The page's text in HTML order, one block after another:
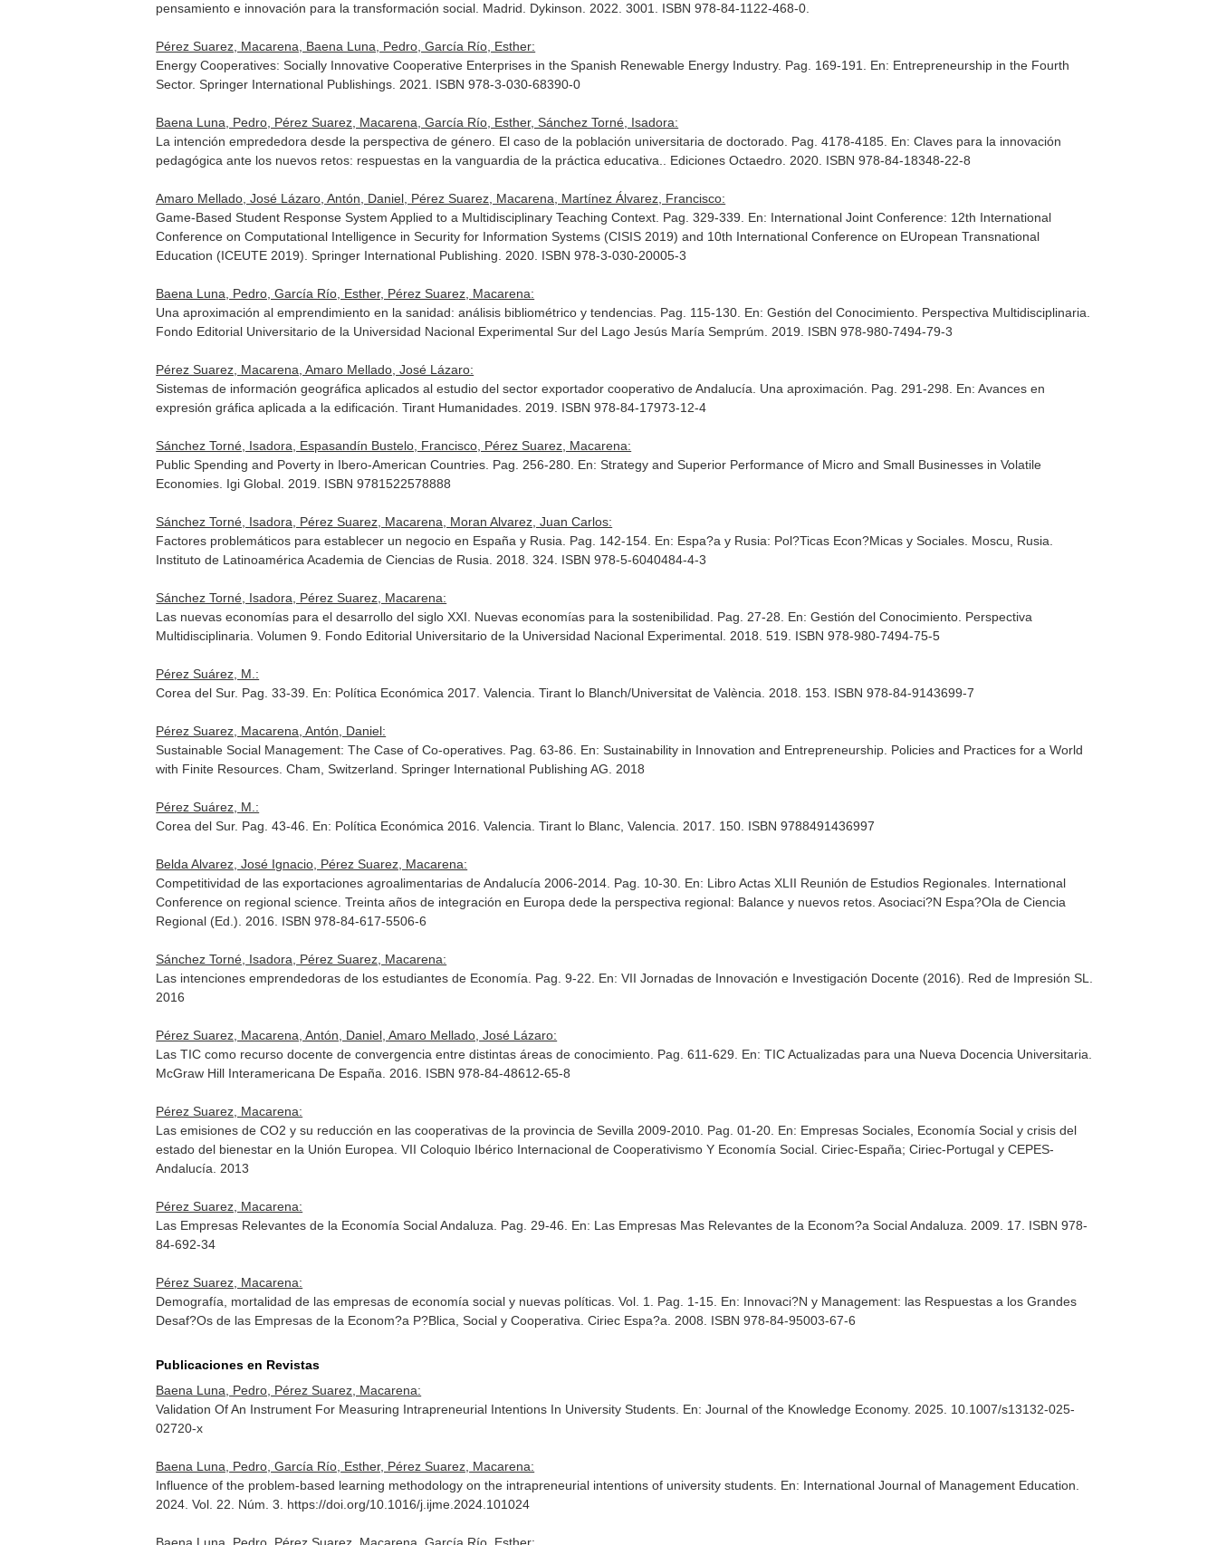
pensamiento e innovación para la transformación social . Madrid. Dykinson. 2022. 3001. ISBN 978-84-1122-468-0.
Pérez Suarez, Macarena, Baena Luna, Pedro, García Río, Esther:
Energy Cooperatives: Socially Innovative Cooperative Enterprises in the Spanish Renewable Energy Industry. Pag. 169-191. En: Entrepreneurship in the Fourth
Sector. Springer International Publishings. 2021. ISBN 978-3-030-68390-0
Baena Luna, Pedro, Pérez Suarez, Macarena, García Río, Esther, Sánchez Torné, Isadora:
La intención emprededora desde la perspectiva de género. El caso de la población universitaria de doctorado. Pag. 4178-4185. En: Claves para la innovación
pedagógica ante los nuevos retos: respuestas en la vanguardia de la práctica educativa.
. Ediciones Octaedro. 2020. ISBN 978-84-18348-22-8
Amaro Mellado, José Lázaro, Antón, Daniel, Pérez Suarez, Macarena, Martínez Álvarez, Francisco:
Game-Based Student Response System Applied to a Multidisciplinary Teaching Context. Pag. 329-339. En: International Joint Conference: 12th International
Conference on Computational Intelligence in Security for Information Systems (CISIS 2019) and 10th International Conference on EUropean Transnational
Education (ICEUTE 2019) . Springer International Publishing. 2020. ISBN 978-3-030-20005-3
Baena Luna, Pedro, García Río, Esther, Pérez Suarez, Macarena:
Una aproximación al emprendimiento en la sanidad: análisis bibliométrico y tendencias. Pag. 115-130. En: Gestión del Conocimiento. Perspectiva Multidisciplinaria
Fondo Editorial Universitario de la Universidad Nacional Experimental Sur del Lago Jesús María Semprúm. 2019. ISBN 978-980-7494-79-3
Pérez Suarez, Macarena, Amaro Mellado, José Lázaro:
Sistemas de información geográfica aplicados al estudio del sector exportador cooperativo de Andalucía. Una aproximación. Pag. 291-298. En: Avances en
expresión gráfica aplicada a la edificación . Tirant Humanidades. 2019. ISBN 978-84-17973-12-4
Sánchez Torné, Isadora, Espasandín Bustelo, Francisco, Pérez Suarez, Macarena:
Public Spending and Poverty in Ibero-American Countries. Pag. 256-280. En: Strategy and Superior Performance of Micro and Small Businesses in Volatile
Economies . Igi Global. 2019. ISBN 9781522578888
Sánchez Torné, Isadora, Pérez Suarez, Macarena, Moran Alvarez, Juan Carlos:
Factores problemáticos para establecer un negocio en España y Rusia. Pag. 142-154. En: Espa?a y Rusia: Pol?Ticas Econ?Micas y Sociales . Moscu, Rusia.
Instituto de Latinoamérica Academia de Ciencias de Rusia. 2018. 324. ISBN 978-5-6040484-4-3
Sánchez Torné, Isadora, Pérez Suarez, Macarena:
Las nuevas economías para el desarrollo del siglo XXI. Nuevas economías para la sostenibilidad. Pag. 27-28. En: Gestión del Conocimiento. Perspectiva
Multidisciplinaria. Volumen 9 . Fondo Editorial Universitario de la Universidad Nacional Experimental. 2018. 519. ISBN 978-980-7494-75-5
Pérez Suárez, M.:
Corea del Sur. Pag. 33-39. En: Política Económica 2017 . Valencia. Tirant lo Blanch/Universitat de València. 2018. 153. ISBN 978-84-9143699-7
Pérez Suarez, Macarena, Antón, Daniel:
Sustainable Social Management: The Case of Co-operatives. Pag. 63-86. En: Sustainability in Innovation and Entrepreneurship. Policies and Practices for a World
with Finite Resources . Cham, Switzerland. Springer International Publishing AG. 2018
Pérez Suárez, M.:
Corea del Sur. Pag. 43-46. En: Política Económica 2016 . Valencia. Tirant lo Blanc, Valencia. 2017. 150. ISBN 9788491436997
Belda Alvarez, José Ignacio, Pérez Suarez, Macarena:
Competitividad de las exportaciones agroalimentarias de Andalucía 2006-2014. Pag. 10-30. En: Libro Actas XLII Reunión de Estudios Regionales. International
Conference on regional science. Treinta años de integración en Europa dede la perspectiva regional: Balance y nuevos retos . Asociaci?N Espa?Ola de Ciencia
Regional (Ed.). 2016. ISBN 978-84-617-5506-6
Sánchez Torné, Isadora, Pérez Suarez, Macarena:
Las intenciones emprendedoras de los estudiantes de Economía. Pag. 9-22. En: VII Jornadas de Innovación e Investigación Docente (2016) . Red de Impresión SL.
2016
Pérez Suarez, Macarena, Antón, Daniel, Amaro Mellado, José Lázaro:
Las TIC como recurso docente de convergencia entre distintas áreas de conocimiento. Pag. 611-629. En: TIC Actualizadas para una Nueva Docencia Universitaria
McGraw Hill Interamericana De España. 2016. ISBN 978-84-48612-65-8
Pérez Suarez, Macarena:
Las emisiones de CO2 y su reducción en las cooperativas de la provincia de Sevilla 2009-2010. Pag. 01-20. En: Empresas Sociales, Economía Social y crisis del
estado del bienestar en la Unión Europea. VII Coloquio Ibérico Internacional de Cooperativismo Y Economía Social . Ciriec-España; Ciriec-Portugal y CEPES-
Andalucía. 2013
Pérez Suarez, Macarena:
Las Empresas Relevantes de la Economía Social Andaluza. Pag. 29-46. En: Las Empresas Mas Relevantes de la Econom?a Social Andaluza . 2009. 17. ISBN 978-
84-692-34
Pérez Suarez, Macarena:
Demografía, mortalidad de las empresas de economía social y nuevas políticas. Vol. 1. Pag. 1-15. En: Innovaci?N y Management: las Respuestas a los Grandes
Desaf?Os de las Empresas de la Econom?a P?Blica, Social y Cooperativa . Ciriec Espa?a. 2008. ISBN 978-84-95003-67-6
Publicaciones en Revistas
Baena Luna, Pedro, Pérez Suarez, Macarena:
Validation Of An Instrument For Measuring Intrapreneurial Intentions In University Students. En: Journal of the Knowledge Economy. 2025. 10.1007/s13132-025-
02720-x
Baena Luna, Pedro, García Río, Esther, Pérez Suarez, Macarena:
Influence of the problem-based learning methodology on the intrapreneurial intentions of university students. En: International Journal of Management Education
2024. Vol. 22. Núm. 3. https://doi.org/10.1016/j.ijme.2024.101024